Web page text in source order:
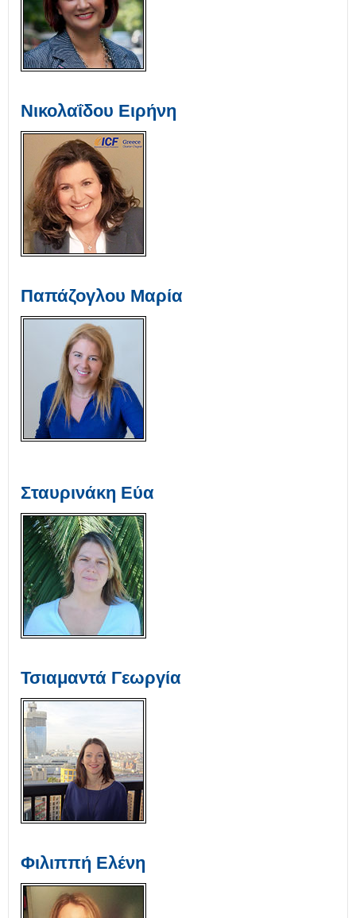
Νικολαΐδου Ειρήνη
Παπάζογλου Μαρία
Σταυρινάκη Εύα
Τσιαμαντά Γεωργία
Φιλιππή Ελένη